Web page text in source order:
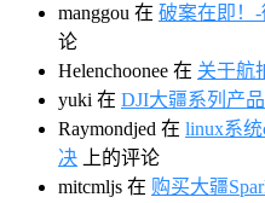
manggou 在 破案在即！
论
Helenchoonee 在 关于航
yuki 在 DJI大疆系列产
Raymondjed 在 linux系统
决 上的评论
mitcmljs 在 购买大疆